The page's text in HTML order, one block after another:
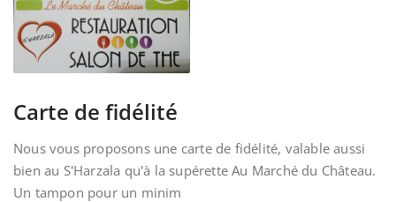
Carte de fidélité
Nous vous proposons une carte de fidélité, valable aussi
bien au S'Harzala qu'à la supérette Au Marché du Château.
Un tampon pour un minim